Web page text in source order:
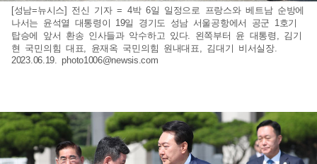
[성남=뉴시스] 전신 기자 = 4박 6일 일정으로 프랑스와 베트남 순방에
나서는 윤석열 대통령이 19일 경기도 성남 서울공항에서 공군 1호기
탑승에 앞서 환송 인사들과 악수하고 있다. 왼쪽부터 윤 대통령, 김기
현 국민의힘 대표, 윤재옥 국민의힘 원내대표, 김대기 비서실장.
2023.06.19.photo1006@newsis.com